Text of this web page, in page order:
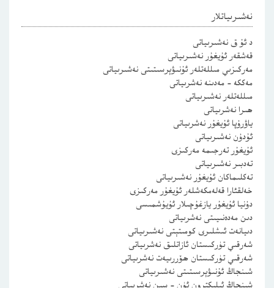
نەشىرىياتلار
د ئۇ ق نەشىرىياتى
قەشقەر ئۇيغۇر نەشىرىياتى
مەركىزىي مىللەتلەر ئۇنىۋېرسىتىتى نەشىرىياتى
مەككە – مەدىنە نەشرىياتى
مىللەتلەر نەشىرىياتى
ھىرا نەشرىياتى
ياۋرۇپا ئۇيغۇر نەشرىياتى
ئۇدۇن نەشىرىياتى
ئۇيغۇر تەرجىمە مەركىزى
تەدبىر نەشىرىياتى
تەكلىماكان ئۇيغۇر نەشىرىياتى
خەلقئارا قەلەمكەشلەر ئۇيغۇر مەركىزى
دۇنيا ئۇيغۇر يازغۇچىلار ئۇيۇشمىسى
دىن مەدەنىيىتى نەشرىياتى
دىيانەت ئىشلىرى كومىتېتى نەشىرىياتى
شەرقىي تۈركىستان ئازاتلىق نەشرىياتى
شەرقىي تۈركىستان ھۆررىيەت نەشرىياتى
شىنجاڭ ئۇنىۋېرسىتىتى نەشىرىياتى